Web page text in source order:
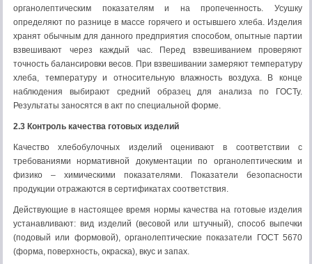
органолептическим показателям и на пропеченность. Усушку
определяют по разнице в массе горячего и остывшего хлеба. Изделия
хранят обычным для данного предприятия способом, опытные партии
взвешивают через каждый час. Перед взвешиванием проверяют
точность балансировки весов. При взвешивании замеряют температуру
хлеба, температуру и относительную влажность воздуха. В конце
наблюдения выбирают средний образец для анализа по ГОСТу.
Результаты заносятся в акт по специальной форме.
2.3 Контроль качества готовых изделий
Качество хлебобулочных изделий оценивают в соответствии с
требованиями нормативной документации по органолептическим и
физико – химическими показателями. Показатели безопасности
продукции отражаются в сертификатах соответствия.
Действующие в настоящее время нормы качества на готовые изделия
устанавливают: вид изделий (весовой или штучный), способ выпечки
(подовый или формовой), органолептические показатели ГОСТ 5670
(форма, поверхность, окраска), вкус и запах.